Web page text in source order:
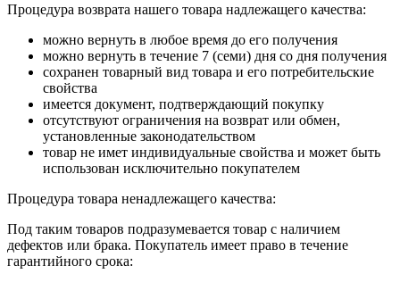
Процедура возврата нашего товара надлежащего качества:
можно вернуть в любое время до его получения
можно вернуть в течение 7 (семи) дня со дня получения
сохранен товарный вид товара и его потребительские
свойства
имеется документ, подтверждающий покупку
отсутствуют ограничения на возврат или обмен,
установленные законодательством
товар не имет индивидуальные свойства и может быть
использован исключительно покупателем
Процедура товара ненадлежащего качества:
Под таким товаров подразумевается товар с наличием
дефектов или брака. Покупатель имеет право в течение
гарантийного срока: